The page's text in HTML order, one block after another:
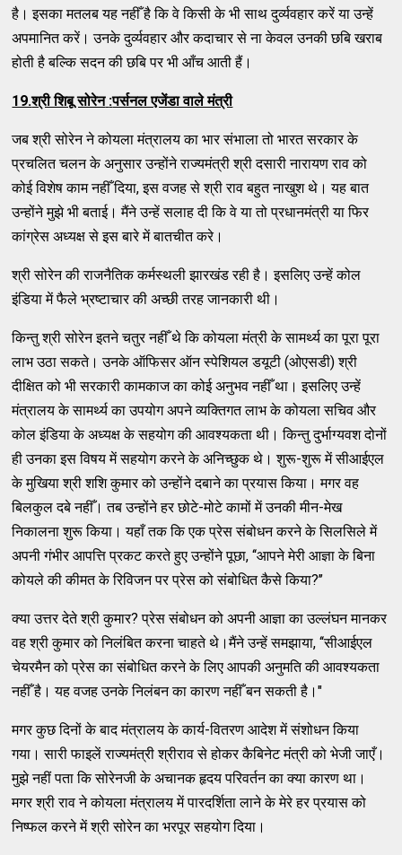
है। इसका मतलब यह नहीँ है कि वे किसी के भी साथ दुर्व्यवहार करें या उन्हें
अपमानित करें। उनके दुर्व्यवहार और कदाचार से ना केवल उनकी छबि खराब
होती है बल्कि सदन की छबि पर भी आँच आती हैं।
19.श्री शिबू सोरेन :पर्सनल एजेंडा वाले मंत्री
जब श्री सोरेन ने कोयला मंत्रालय का भार संभाला तो भारत सरकार के
प्रचलित चलन के अनुसार उन्होंने राज्यमंत्री श्री दसारी नारायण राव को
कोई विशेष काम नहीँ दिया, इस वजह से श्री राव बहुत नाखुश थे। यह बात
उन्होंने मुझे भी बताई। मैंने उन्हें सलाह दी कि वे या तो प्रधानमंत्री या फिर
कांग्रेस अध्यक्ष से इस बारे में बातचीत करे।
श्री सोरेन की राजनैतिक कर्मस्थली झारखंड रही है। इसलिए उन्हें कोल
इंडिया में फैले भ्रष्टाचार की अच्छी तरह जानकारी थी।
किन्तु श्री सोरेन इतने चतुर नहीँ थे कि कोयला मंत्री के सामर्थ्य का पूरा पूरा
लाभ उठा सकते। उनके ऑफिसर ऑन स्पेशियल डयूटी (ओएसडी) श्री
दीक्षित को भी सरकारी कामकाज का कोई अनुभव नहीँ था। इसलिए उन्हें
मंत्रालय के सामर्थ्य का उपयोग अपने व्यक्तिगत लाभ के कोयला सचिव और
कोल इंडिया के अध्यक्ष के सहयोग की आवश्यकता थी। किन्तु दुर्भाग्यवश दोनों
ही उनका इस विषय में सहयोग करने के अनिच्छुक थे। शुरू-शुरू में सीआईएल
के मुखिया श्री शशि कुमार को उन्होंने दबाने का प्रयास किया। मगर वह
बिलकुल दबे नहीँ। तब उन्होंने हर छोटे-मोटे कामों में उनकी मीन-मेख
निकालना शुरू किया। यहाँ तक कि एक प्रेस संबोधन करने के सिलसिले में
अपनी गंभीर आपत्ति प्रकट करते हुए उन्होंने पूछा, ‘‘आपने मेरी आज्ञा के बिना
कोयले की कीमत के रिविजन पर प्रेस को संबोधित कैसे किया?’’
क्या उत्तर देते श्री कुमार? प्रेस संबोधन को अपनी आज्ञा का उल्लंघन मानकर
वह श्री कुमार को निलंबित करना चाहते थे।मैंने उन्हें समझाया, ‘‘सीआईएल
चेयरमैन को प्रेस का संबोधित करने के लिए आपकी अनुमति की आवश्यकता
नहीँ है। यह वजह उनके निलंबन का कारण नहीँ बन सकती है।"
मगर कुछ दिनों के बाद मंत्रालय के कार्य-वितरण आदेश में संशोधन किया
गया। सारी फाइलें राज्यमंत्री श्रीराव से होकर कैबिनेट मंत्री को भेजी जाएँ।
मुझे नहीं पता कि सोरेनजी के अचानक हृदय परिवर्तन का क्या कारण था।
मगर श्री राव ने कोयला मंत्रालय में पारदर्शिता लाने के मेरे हर प्रयास को
निष्फल करने में श्री सोरेन का भरपूर सहयोग दिया।